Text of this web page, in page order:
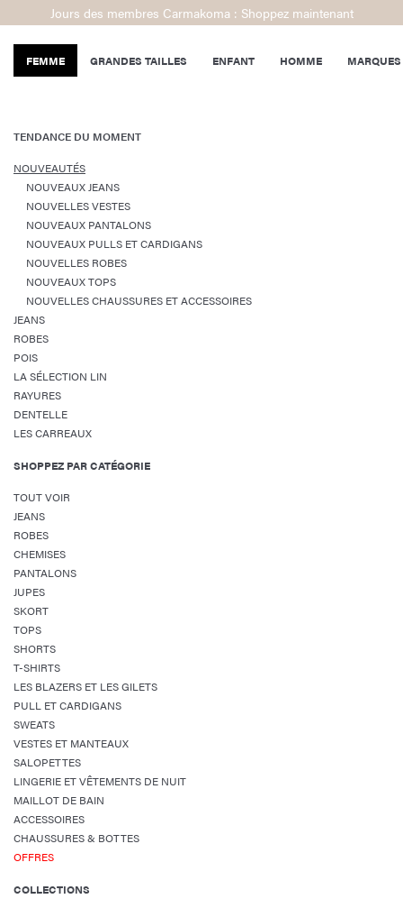
Jours des membres Carmakoma : Shoppez maintenant
FEMME GRANDES TAILLES ENFANT HOMME MARQUES
TENDANCE DU MOMENT
NOUVEAUTÉS
NOUVEAUX JEANS
NOUVELLES VESTES
NOUVEAUX PANTALONS
NOUVEAUX PULLS ET CARDIGANS
NOUVELLES ROBES
NOUVEAUX TOPS
NOUVELLES CHAUSSURES ET ACCESSOIRES
JEANS
ROBES
POIS
LA SÉLECTION LIN
RAYURES
DENTELLE
LES CARREAUX
SHOPPEZ PAR CATÉGORIE
TOUT VOIR
JEANS
ROBES
CHEMISES
PANTALONS
JUPES
SKORT
TOPS
SHORTS
T-SHIRTS
LES BLAZERS ET LES GILETS
PULL ET CARDIGANS
SWEATS
VESTES ET MANTEAUX
SALOPETTES
LINGERIE ET VÊTEMENTS DE NUIT
MAILLOT DE BAIN
ACCESSOIRES
CHAUSSURES & BOTTES
OFFRES
COLLECTIONS